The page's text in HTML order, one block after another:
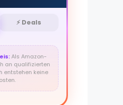
⚡ Deals
Als Amazon-
an qualifizierten
entstehen keine